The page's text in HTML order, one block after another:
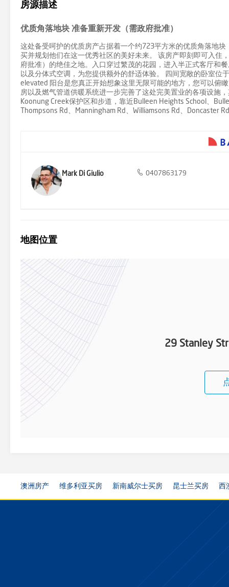
房源描述
优质角落地块 准备重新开发（需政府批准）
这处备受呵护的优质房产占据着一个约723平方米的优质角落地
买并规划他们在这一优秀社区的美好未来。 该房产即刻即可入住
府批准）的绝佳之地。入口穿过繁茂的花园，进入半正式客厅和
以及分体式空调，为您提供额外的舒适体验。 四间宽敞的卧室位
elevated 阳台是您真正开始想象这里无限可能的地方，您可以俯
房以及燃气管道供暖系统进一步完善了这处完美置业的各项设施
Koonung Creek保护区和步道，靠近Bulleen Heights School、
Thompsons Rd、Manningham Rd、Williamsons Rd、Doncaster
Mark Di Giulio 0407863179
地图位置
29 Stanley
澳洲房产 维多利亚买房 新南威尔士买房 昆士兰买房 西